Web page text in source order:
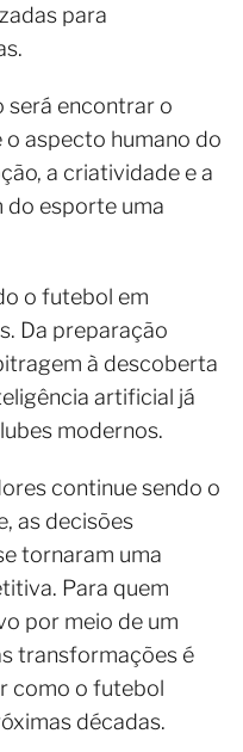
para
será encontrar o
aspecto humano do
a criatividade e a
do esporte uma
o futebol em
Da preparação
à descoberta
artificial já
modernos.
continue sendo o
as decisões
tornaram uma
Para quem
por meio de um
transformações é
como o futebol
décadas.